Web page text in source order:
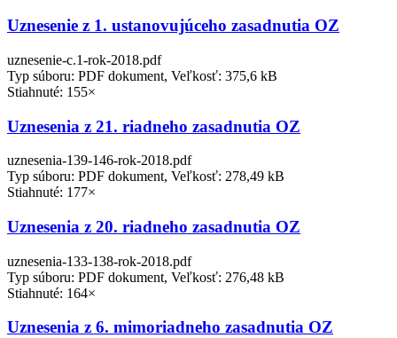
Uznesenie z 1. ustanovujúceho zasadnutia OZ
uznesenie-c.1-rok-2018.pdf
Typ súboru: PDF dokument, Veľkosť: 375,6 kB
Stiahnuté: 155×
Uznesenia z 21. riadneho zasadnutia OZ
uznesenia-139-146-rok-2018.pdf
Typ súboru: PDF dokument, Veľkosť: 278,49 kB
Stiahnuté: 177×
Uznesenia z 20. riadneho zasadnutia OZ
uznesenia-133-138-rok-2018.pdf
Typ súboru: PDF dokument, Veľkosť: 276,48 kB
Stiahnuté: 164×
Uznesenia z 6. mimoriadneho zasadnutia OZ